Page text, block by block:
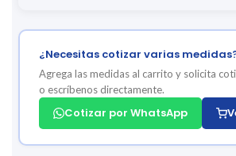
¿Necesitas cotizar varias
Agrega las medidas al carrito y solicita
o escríbenos directamente.
Cotizar por WhatsApp